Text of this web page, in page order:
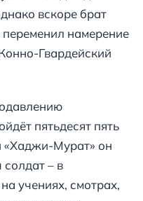
вскоре брат
переменил намерение
Гвардейский
пятьдесят пять
«Хаджи-Мурат» он
солдат – в
учениях, смотрах,